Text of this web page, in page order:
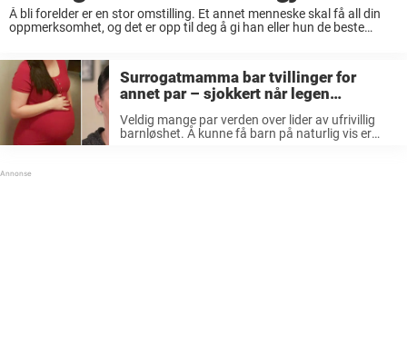
Å bli forelder er en stor omstilling. Et annet menneske skal få all din
oppmerksomhet, og det er opp til deg å gi han eller hun de beste
Surrogatmamma bar tvillinger for
annet par – sjokkert når legen
Veldig mange par verden over lider av ufrivillig
barnløshet. Å kunne få barn på naturlig vis er